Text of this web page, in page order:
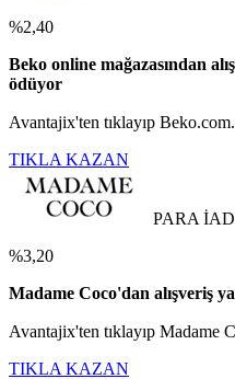
%2,40
Beko online mağazasından
ödüyor
Avantajix'ten tıklayıp
TIKLA KAZAN
PARA
%3,20
Madame Coco'dan alışveriş
Avantajix'ten tıklayıp Madame
TIKLA KAZAN